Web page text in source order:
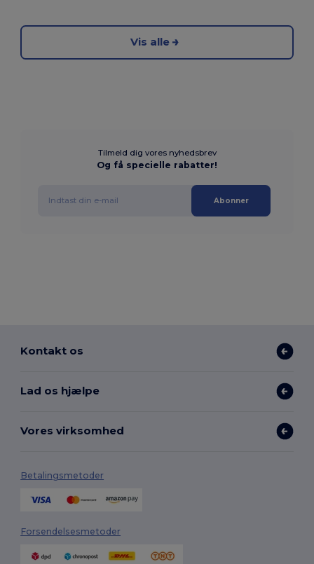
Vis alle
Tilmeld dig vores nyhedsbrev
Og få specielle rabatter!
Abonner
Kontakt os
Lad os hjælpe
Vores virksomhed
Betalingsmetoder
Forsendelsesmetoder